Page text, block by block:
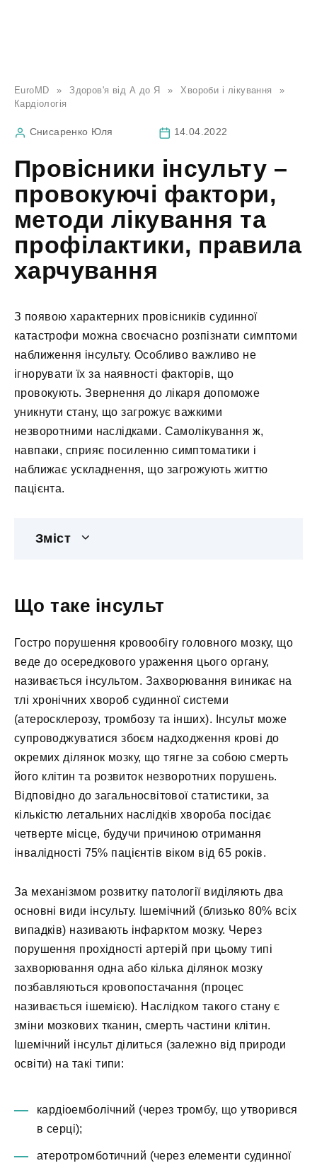
EuroMD » Здоров'я від А до Я » Хвороби і лікування
»
Кардіологія
Снисаренко Юля 14.04.2022
Провісники інсульту –
провокуючі фактори,
методи лікування та
профілактики, правила
харчування
З появою характерних провісників судинної
катастрофи можна своєчасно розпізнати симптоми
наближення інсульту. Особливо важливо не
ігнорувати їх за наявності факторів, що
провокують. Звернення до лікаря допоможе
уникнути стану, що загрожує важкими
незворотними наслідками. Самолікування ж,
навпаки, сприяє посиленню симптоматики і
наближає ускладнення, що загрожують життю
пацієнта.
Зміст
Що таке інсульт
Гостро порушення кровообігу головного мозку, що
веде до осередкового ураження цього органу,
називається інсультом. Захворювання виникає на
тлі хронічних хвороб судинної системи
(атеросклерозу, тромбозу та інших). Інсульт може
супроводжуватися збоєм надходження крові до
окремих ділянок мозку, що тягне за собою смерть
його клітин та розвиток незворотних порушень.
Відповідно до загальносвітової статистики, за
кількістю летальних наслідків хвороба посідає
четверте місце, будучи причиною отримання
інвалідності 75% пацієнтів віком від 65 років.
За механізмом розвитку патології виділяють два
основні види інсульту. Ішемічний (близько 80% всіх
випадків) називають інфарктом мозку. Через
порушення прохідності артерій при цьому типі
захворювання одна або кілька ділянок мозку
позбавляються кровопостачання (процес
називається ішемією). Наслідком такого стану є
зміни мозкових тканин, смерть частини клітин.
Ішемічний інсульт ділиться (залежно від природи
освіти) на такі типи:
кардіоемболічний (через тромбу, що утворився
в серці);
атеротромботичний (через елементи судинної